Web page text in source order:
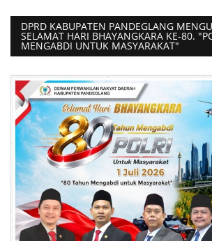
DPRD KABUPATEN PANDEGLANG
SELAMAT HARI BHAYANGKARA KE-80.
MENGABDI UNTUK MASYARAKAT"